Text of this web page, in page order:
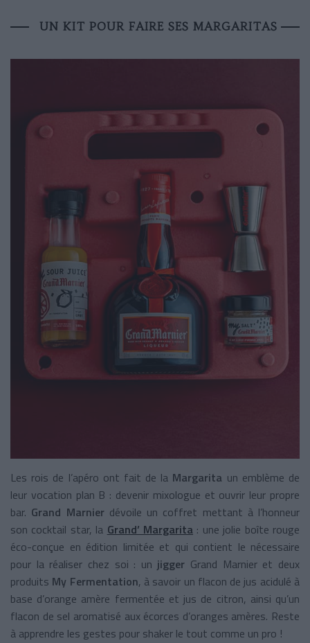
UN KIT POUR FAIRE SES MARGARITAS
Les rois de l’apéro ont fait de la Margarita un emblème de
leur vocation plan B : devenir mixologue et ouvrir leur propre
bar. Grand Marnierdévoile un coffret mettant à l’honneur
son cocktail star, la Grand’ Margarita : une jolie boîte rouge
éco-conçue en édition limitée et qui contient le nécessaire
pour la réaliser chez soi : un jigger Grand Marnier et deux
produits My Fermentation, à savoir un flacon de jus acidulé à
base d’orange amère fermentée et jus de citron, ainsi qu’un
flacon de sel aromatisé aux écorces d’oranges amères. Reste
à apprendre les gestes pour shaker le tout comme un pro !